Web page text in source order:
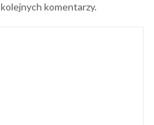
kolejnych komentarzy.